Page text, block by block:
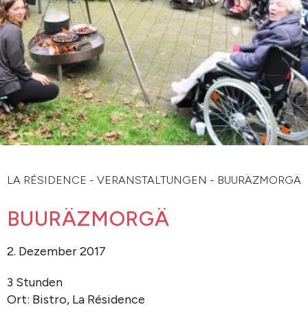
LA RÉSIDENCE - VERANSTALTUNGEN - BUURÄZMORGÄ
BUURÄZMORGÄ
2. Dezember 2017
3 Stunden
Ort: Bistro, La Résidence